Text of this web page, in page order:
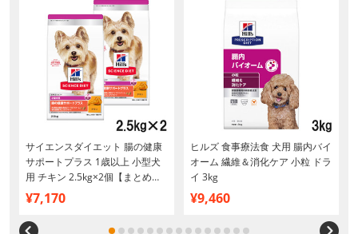
サイエンスダイエット 腸の健康
サポートプラス 1歳以上 小型犬
用 チキン 2.5kg×2個【まとめ買
い】
¥7,170
ヒルズ 食事療法食 犬用 腸内バイ
オーム 繊維＆消化ケア 小粒 ドラ
イ 3kg
¥9,460